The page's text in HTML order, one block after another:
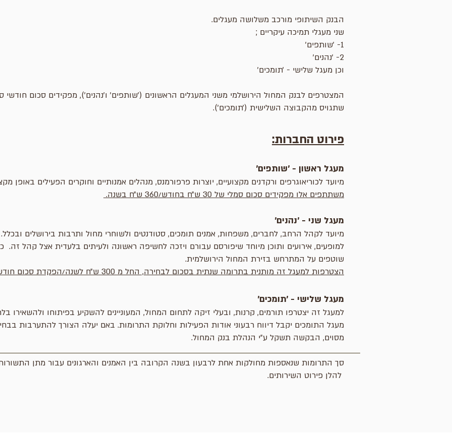
הבנק השיתופי מורכב משלושה מעגלים.
שני מעגלי תמיכה עיקריים ;
1- ׳שותפים׳
2- ׳נהנים׳
וכן מעגל שלישי - ׳תומכים׳
המצטרפים לבנק המחול הירושלמי משני המעגלים הראשונים (׳שותפים׳ ו׳נהנים׳), מפקידים סכום
שתגויס מהקבוצה השלישית (׳תומכים׳).
פירוט החברות:
מעגל ראשון - ׳שותפים׳
מיועד לכוריאוגרפים ורקדנים מקצועיים, יוצרות פרפורמנס, מנהלים אמנותיים וחוקרים הפעילים באופן
משתתפים אלו מפקידים סכום סמלי של 30 ש״ח בחודש/360 ש״ח בשנה.
מעגל שני - ׳נהנים׳
מיועד לקהל הרחב, לחברים, משפחות, אמנים תומכים, סטודנטים ולשוחרי מחול ותרבות בירושלים
למופעים, אירועים ותוכן מיוחד שיפורסם עבורם ויזכה לחשיפה ראשונה ולעיתים בלעדית אצל קהל זה.
שוטפים על המתרחש בזירת המחול הירושלמית.
הצטרפות למעגל זה מותנית בתרומה שנתית בסכום לבחירה, החל מ 300 ש״ח לשנה/הפקדת סכום חודשי של 25 ש״ח בחודש.
מעגל שלישי - ׳תומכים׳
למעגל זה יצטרפו תורמים, קרנות, ובעלי זיקה לתחום המחול, המעוניינים להשקיע בפיתוחו ולהשאירו
מעגל התומכים יקבל דיווח רבעוני אודות הפעילות וחלוקת התרומות. באם יעלה הצורך להתערבות
מסוים, הבקשה תשקל ע״י הנהלת בנק המחול.
סך התרומות שנאספות מחולקות אחת לרבעון בשנה הקרובה בין האמנים והארגונים עבור מתן
להלן פירוט השירותים.